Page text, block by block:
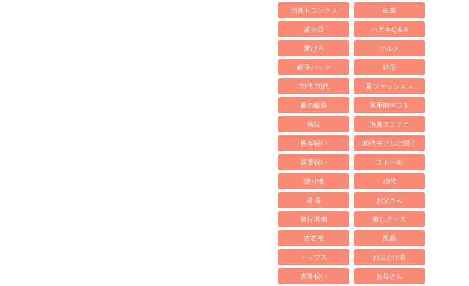
消臭トランクス 白寿
誕生日 ハガキQ＆A
選び方 グルメ
帽子バッグ 祖母
70代 70代 夏ファッション
夏の服装 実用的ギフト
施設 消臭ステテコ
長寿祝い 80代モデルに聞く
還暦祝い ストール
贈り物 70代
母 母 お父さん
旅行準備 癒しグッズ
古希祝 肌着
トップス お出かけ着
古希祝い お母さん